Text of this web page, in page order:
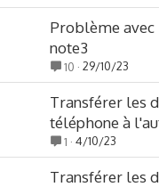
Problème
note3
10 29/10/23
Transférer les
téléphone à
1 4/10/23
Transférer les